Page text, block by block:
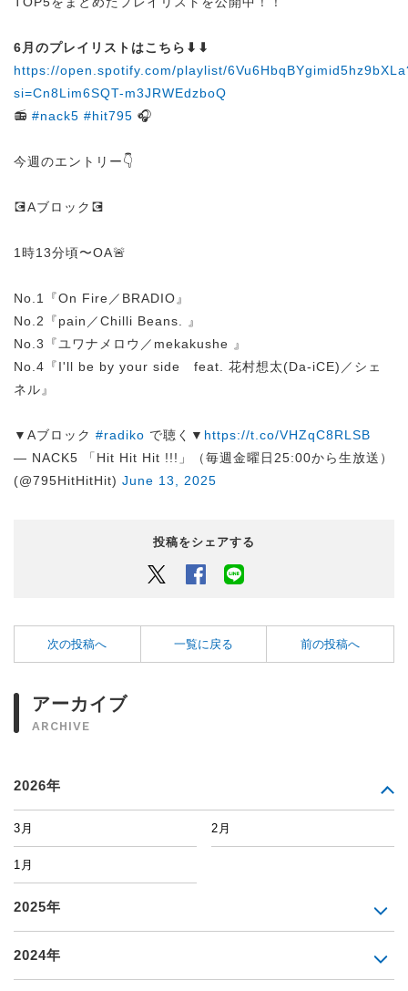
6月のプレイリストはこちら⬇︎⬇︎
https://open.spotify.com/playlist/
si=Cn8Lim6SQT-m3JRWEdzboQ
📻 #nack5 #hit795 🎧
今週のエントリー👇
💽Aブロック💽
1時13分頃〜OA🚨
No.1『On Fire／BRADIO』
No.2『pain／Chilli Beans. 』
No.3『ユワナメロウ／mekakushe 』
No.4『I'll be by your side feat. 花村想太(Da-iCE)／シェ
ネル』
▼Aブロック #radiko で聴く▼ https://t.co/VHZqC8RLSB
— NACK5 「Hit Hit Hit !!!」（毎週金曜日25:00から生放送）
(@795HitHitHit) June 13, 2025
投稿をシェアする
Twitter Facebook
次の投稿へ 一覧に戻る 前の投稿へ
アーカイブ
ARCHIVE
2026年
3月 2月
1月
2025年
2024年